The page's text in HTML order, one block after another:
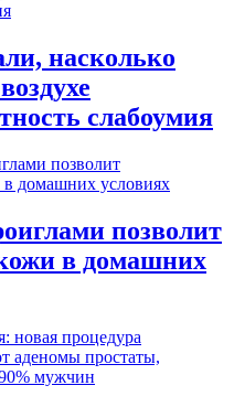
насколько
слабоумия
позволит
в домашних